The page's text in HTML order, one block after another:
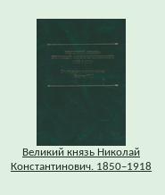
Великий князь Николай
Константинович. 1850–1918